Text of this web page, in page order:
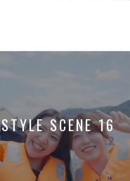
STYLE SCENE 16